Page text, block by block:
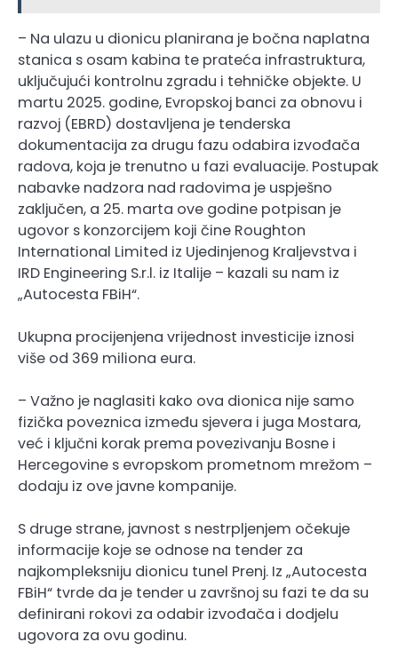
– Na ulazu u dionicu planirana je bočna naplatna
stanica s osam kabina te prateća infrastruktura,
uključujući kontrolnu zgradu i tehničke objekte. U
martu 2025. godine, Evropskoj banci za obnovu i
razvoj (EBRD) dostavljena je tenderska
dokumentacija za drugu fazu odabira izvođača
radova, koja je trenutno u fazi evaluacije. Postupak
nabavke nadzora nad radovima je uspješno
zaključen, a 25. marta ove godine potpisan je
ugovor s konzorcijem koji čine Roughton
International Limited iz Ujedinjenog Kraljevstva i
IRD Engineering S.r.l. iz Italije – kazali su nam iz
„Autocesta FBiH“.
Ukupna procijenjena vrijednost investicije iznosi
više od 369 miliona eura.
– Važno je naglasiti kako ova dionica nije samo
fizička poveznica između sjevera i juga Mostara,
već i ključni korak prema povezivanju Bosne i
Hercegovine s evropskom prometnom mrežom –
dodaju iz ove javne kompanije.
S druge strane, javnost s nestrpljenjem očekuje
informacije koje se odnose na tender za
najkompleksniju dionicu tunel Prenj. Iz „Autocesta
FBiH“ tvrde da je tender u završnoj su fazi te da su
definirani rokovi za odabir izvođača i dodjelu
ugovora za ovu godinu.